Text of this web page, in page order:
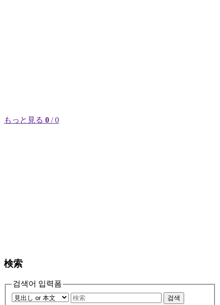
もっと見る 0 / 0
検索
검색어 입력폼
검색